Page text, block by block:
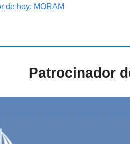
de hoy: MORAM
Patrocinador